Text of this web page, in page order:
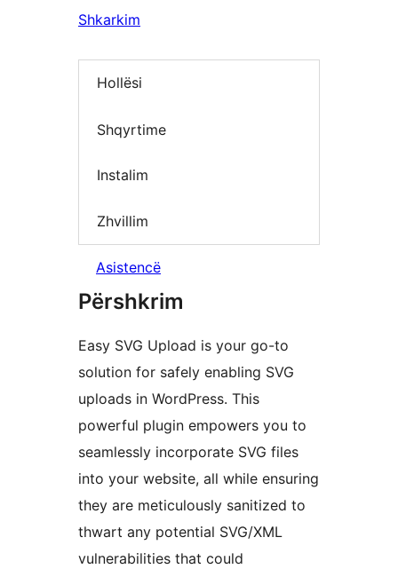
Shkarkim
Hollësi
Shqyrtime
Instalim
Zhvillim
Asistencë
Përshkrim
Easy SVG Upload is your go-to
solution for safely enabling SVG
uploads in WordPress. This
powerful plugin empowers you to
seamlessly incorporate SVG files
into your website, all while ensuring
they are meticulously sanitized to
thwart any potential SVG/XML
vulnerabilities that could